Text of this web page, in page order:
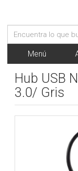
Menú
Hub USB
3.0/ Gris